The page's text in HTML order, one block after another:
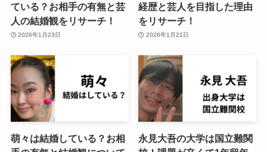
ている？お相手の有無と芸
人の結婚観をリサーチ！
2026年1月23日
経歴と芸人を目指した理由
をリサーチ！
2026年1月21日
萌々は結婚している？お相
永見大吾の大学は国立難関